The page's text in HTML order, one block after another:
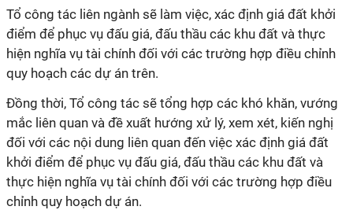
Tổ công tác liên ngành sẽ làm việc, xác định giá đất khởi
điểm để phục vụ đấu giá, đấu thầu các khu đất và thực
hiện nghĩa vụ tài chính đối với các trường hợp điều chỉnh
quy hoạch các dự án trên.
Đồng thời, Tổ công tác sẽ tổng hợp các khó khăn, vướng
mắc liên quan và đề xuất hướng xử lý, xem xét, kiến nghị
đối với các nội dung liên quan đến việc xác định giá đất
khởi điểm để phục vụ đấu giá, đấu thầu các khu đất và
thực hiện nghĩa vụ tài chính đối với các trường hợp điều
chỉnh quy hoạch dự án.